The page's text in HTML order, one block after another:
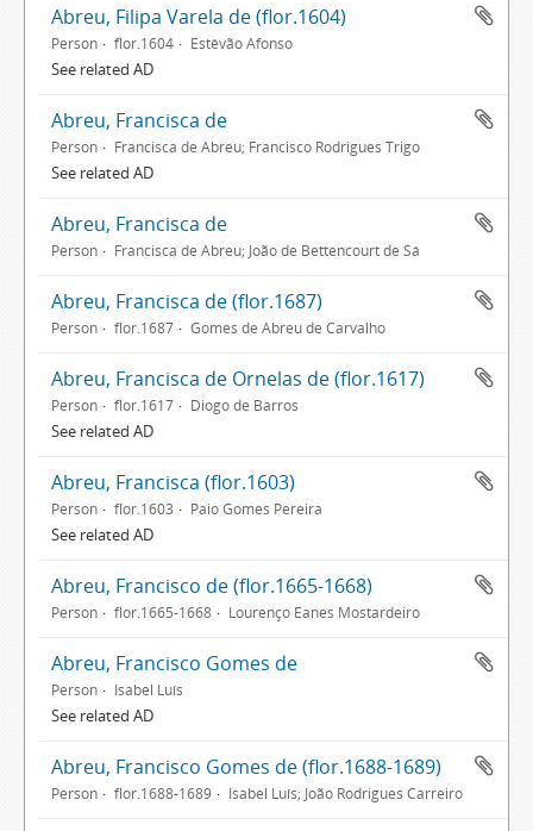
Abreu, Filipa Varela de (flor.1604)
Person flor.1604 Estêvão Afonso
See related AD
Abreu, Francisca de
Person Francisca de Abreu; Francisco Rodrigues Trigo
See related AD
Abreu, Francisca de
Person Francisca de Abreu; João de Bettencourt de Sá
Abreu, Francisca de (flor.1687)
Person flor.1687 Gomes de Abreu de Carvalho
Abreu, Francisca de Ornelas de (flor.1617)
Person flor.1617 Diogo de Barros
See related AD
Abreu, Francisca (flor.1603)
Person flor.1603 Paio Gomes Pereira
See related AD
Abreu, Francisco de (flor.1665-1668)
Person flor.1665-1668 Lourenço Eanes Mostardeiro
Abreu, Francisco Gomes de
Person Isabel Luís
See related AD
Abreu, Francisco Gomes de (flor.1688-1689)
Person flor.1688-1689 Isabel Luís; João Rodrigues Carreiro